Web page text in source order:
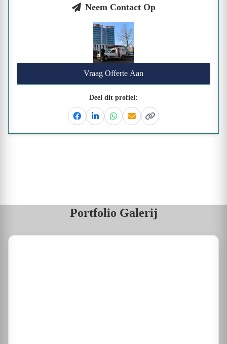
Neem Contact Op
Vraag Offerte Aan
Deel dit profiel:
FacebookLinkedinWhatsapp
EmailKopieer link
Portfolio Galerij